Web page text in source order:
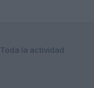
Toda la actividad